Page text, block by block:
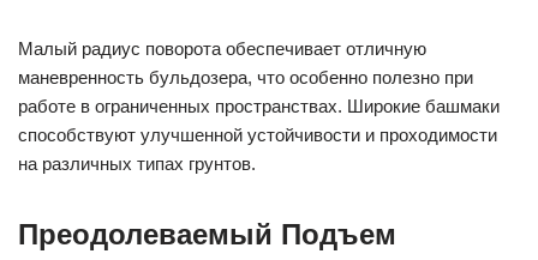
Малый радиус поворота обеспечивает отличную
маневренность бульдозера, что особенно полезно при
работе в ограниченных пространствах. Широкие башмаки
способствуют улучшенной устойчивости и проходимости
на различных типах грунтов.
Преодолеваемый Подъем